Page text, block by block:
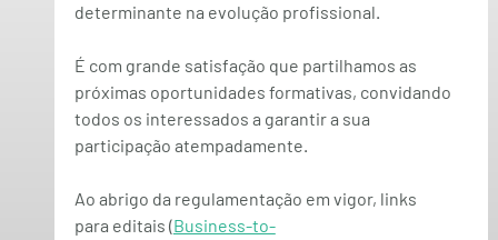
determinante na evolução profissional.
É com grande satisfação que partilhamos as
próximas oportunidades formativas, convidando
todos os interessados a garantir a sua
participação atempadamente.
Ao abrigo da regulamentação em vigor, links
para editais (Business-to-